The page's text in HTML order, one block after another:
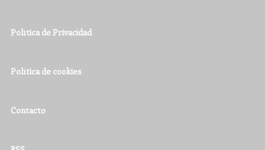
Política de Privacidad
Política de cookies
Contacto